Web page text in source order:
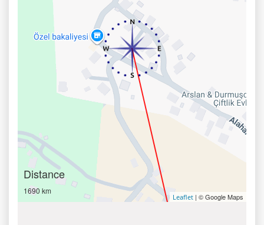
Distance
1690 km
Leaflet | © Google Maps